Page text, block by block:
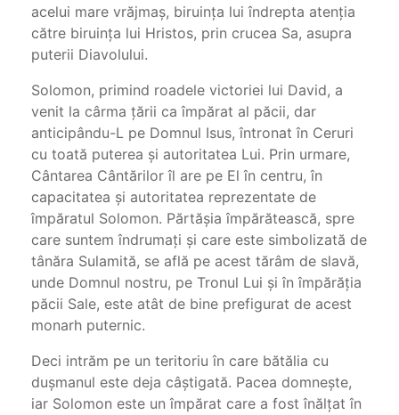
acelui mare vrăjmaş, biruinţa lui îndrepta atenţia
către biruinţa lui Hristos, prin crucea Sa, asupra
puterii Diavolului.
Solomon, primind roadele victoriei lui David, a
venit la cârma ţării ca împărat al păcii, dar
anticipându-L pe Domnul Isus, întronat în Ceruri
cu toată puterea şi autoritatea Lui. Prin urmare,
Cântarea Cântărilor îl are pe El în centru, în
capacitatea şi autoritatea reprezentate de
împăratul Solomon. Părtăşia împărătească, spre
care suntem îndrumaţi şi care este simbolizată de
tânăra Sulamită, se află pe acest tărâm de slavă,
unde Domnul nostru, pe Tronul Lui şi în împărăţia
păcii Sale, este atât de bine prefigurat de acest
monarh puternic.
Deci intrăm pe un teritoriu în care bătălia cu
duşma­nul este deja câştigată. Pacea domneşte,
iar Solomon este un împărat care a fost înălţat în